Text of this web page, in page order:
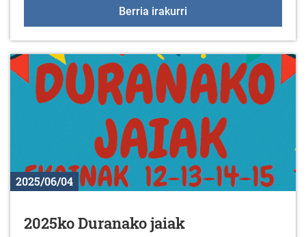
Berria irakurri
2025/06/04
2025ko Duranako jaiak